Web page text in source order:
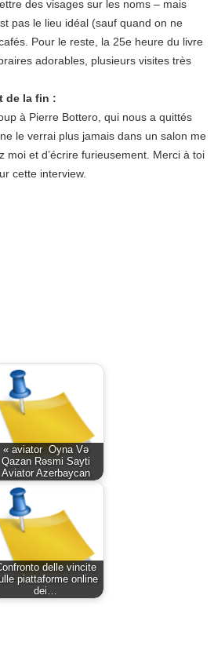
des visages sur les noms – mais
pas le lieu idéal (sauf quand on ne
Pour le reste, la 25e heure du livre
adorables, plusieurs visites très
de la fin :
à Pierre Bottero, qui nous a quittés
le verrai plus jamais dans un salon me
moi et d’écrire furieusement. Merci à toi
cette interview.
« aviator ️ Oyna Və
Qazan Rəsmi Sayti
Aviator Azerbaycan
delle vincite
piattaforme online
dei…